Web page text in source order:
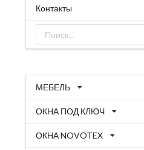
Контакты
МЕБЕЛЬ
ОКНА ПОД КЛЮЧ
ОКНА NOVOTEX